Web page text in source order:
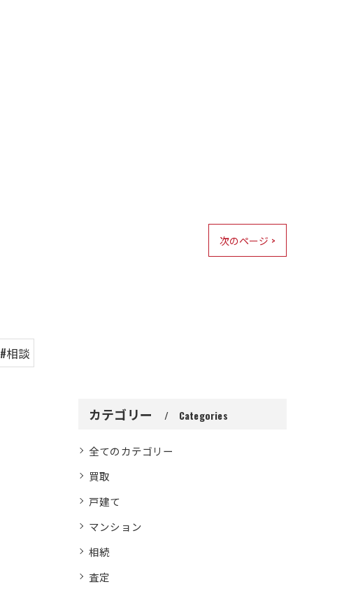
次のページ >
#相談
カテゴリー Categories
全てのカテゴリー
買取
戸建て
マンション
相続
査定